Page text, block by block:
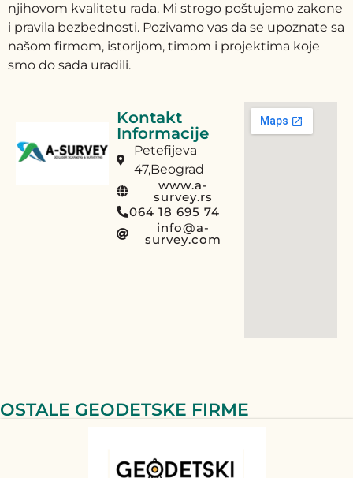
njihovom kvalitetu rada. Mi strogo poštujemo zakone
i pravila bezbednosti. Pozivamo vas da se upoznate sa
našom firmom, istorijom, timom i projektima koje
smo do sada uradili.
Kontakt
Informacije
Petefijeva
47,Beograd
www.a-
survey.rs
064 18 695 74
info@a-
survey.com
OSTALE GEODETSKE FIRME